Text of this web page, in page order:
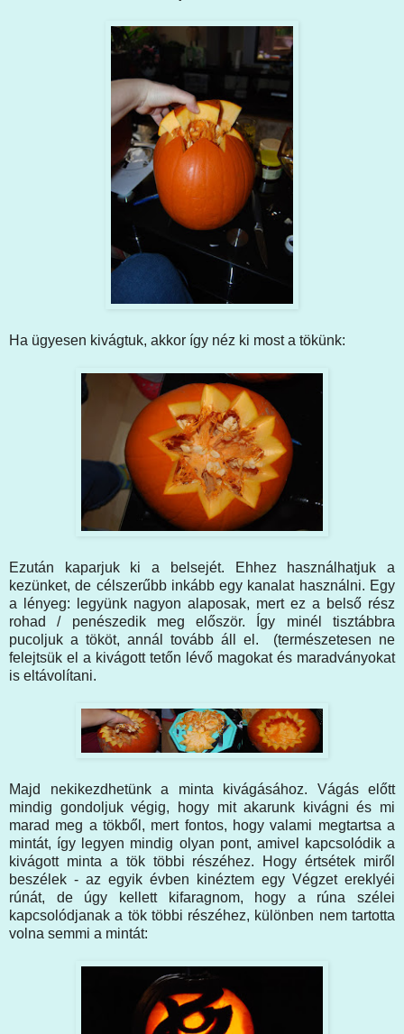
Ha ügyesen kivágtuk, akkor így néz ki most a tökünk:
Ezután kaparjuk ki a belsejét. Ehhez használhatjuk a
kezünket, de célszerűbb inkább egy kanalat használni. Egy
a lényeg: legyünk nagyon alaposak, mert ez a belső rész
rohad / penészedik meg először. Így minél tisztábbra
pucoljuk a tököt, annál tovább áll el. (természetesen ne
felejtsük el a kivágott tetőn lévő magokat és maradványokat
is eltávolítani.
Majd nekikezdhetünk a minta kivágásához. Vágás előtt
mindig gondoljuk végig, hogy mit akarunk kivágni és mi
marad meg a tökből, mert fontos, hogy valami megtartsa a
mintát, így legyen mindig olyan pont, amivel kapcsolódik a
kivágott minta a tök többi részéhez. Hogy értsétek miről
beszélek - az egyik évben kinéztem egy Végzet ereklyéi
rúnát, de úgy kellett kifaragnom, hogy a rúna szélei
kapcsolódjanak a tök többi részéhez, különben nem tartotta
volna semmi a mintát: